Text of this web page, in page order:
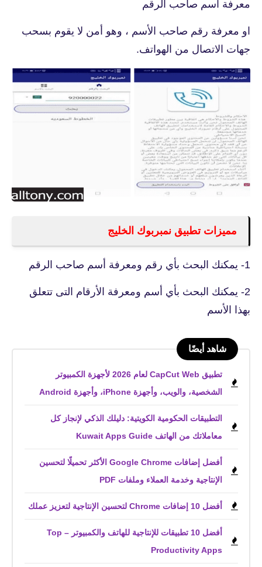
معرفة أسم صاحب الرقم
او معرفة رقم صاحب الأسم ، وهو أمن لا يقوم بسحب
جهات الاتصال من الهواتف.
مميزات تطبيق نمبربوك الخليج
1- يمكنك البحث بأي رقم ومعرفة أسم صاحب الرقم
2- يمكنك البحث بأي أسم ومعرفة الأرقام التى تتعلق
بهذا الأسم
شاهد أيضًا
تطبيق CapCut Web لعام 2026 لأجهزة الكمبيوتر
الشخصية، والويب، وأجهزة iPhone، وأجهزة Android
التطبيقات الحكومية الكويتية: دليلك الذكي لإنجاز كل
معاملاتك من الهاتف Kuwait Apps Guide
أفضل إضافات Google Chrome الأكثر تحميلًا لتحسين
الإنتاجية وخدمة العملاء وملفات PDF
أفضل 10 إضافات Chrome لتحسين الإنتاجية لتعزيز عملك
أفضل 10 تطبيقات للإنتاجية للهاتف والكمبيوتر – Top
Productivity Apps